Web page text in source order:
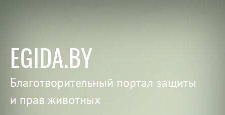
EGIDA.BY
Благотворительный портал защиты
и прав животных